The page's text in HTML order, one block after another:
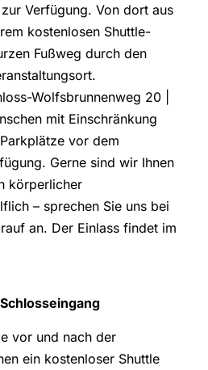
Verfügung. Von dort aus
kostenlosen Shuttle-
Fußweg durch den
Wolfsbrunnenweg 20 |
mit Einschränkung
vor dem
Gerne sind wir Ihnen
körperlicher
– sprechen Sie uns bei
an. Der Einlass findet im
vor und nach der
ein kostenloser Shuttle